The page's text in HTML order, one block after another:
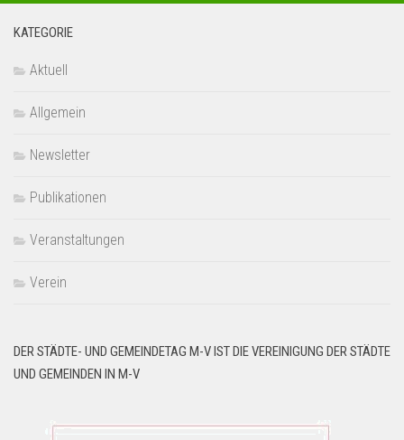
KATEGORIE
Aktuell
Allgemein
Newsletter
Publikationen
Veranstaltungen
Verein
DER STÄDTE- UND GEMEINDETAG M-V IST DIE VEREINIGUNG DER STÄDTE
UND GEMEINDEN IN M-V